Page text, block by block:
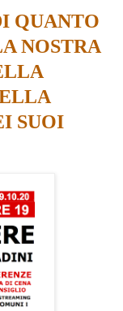
QUANTO
NOSTRA
SUOI